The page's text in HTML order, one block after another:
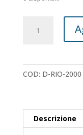
trattamento
COD: D-RIO-2000
Descrizione